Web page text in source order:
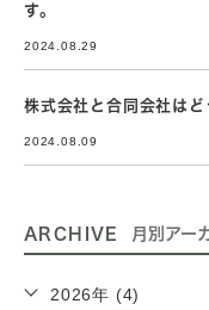
す。
2024.08.29
株式会社と合同会社はど
2024.08.09
ARCHIVE 月別アー
2026年 (4)